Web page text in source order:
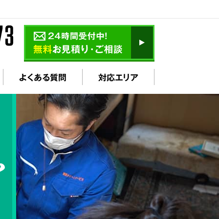
よくある質問 対応エリア